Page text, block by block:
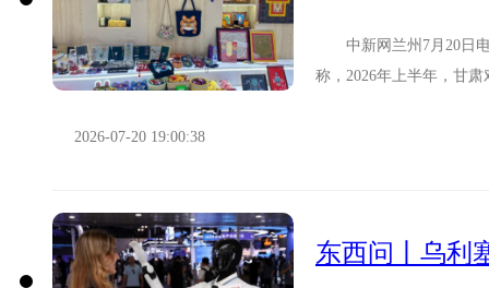
中新网兰州7月20日电
称，2026年上半年，甘
2026-07-20 19:00:38
东西问丨乌利